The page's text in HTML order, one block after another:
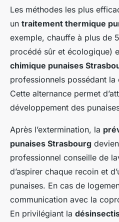
Les méthodes les plus
un traitement thermique
exemple, chauffe à plus de
procédé sûr et écologique)
chimique punaises
professionnels possédant
Cette alternance permet
développement des
Après l’extermination, la
punaises Strasbourg
professionnel conseille de
d’aspirer chaque recoin et
punaises. En cas de
communication avec la
En privilégiant la